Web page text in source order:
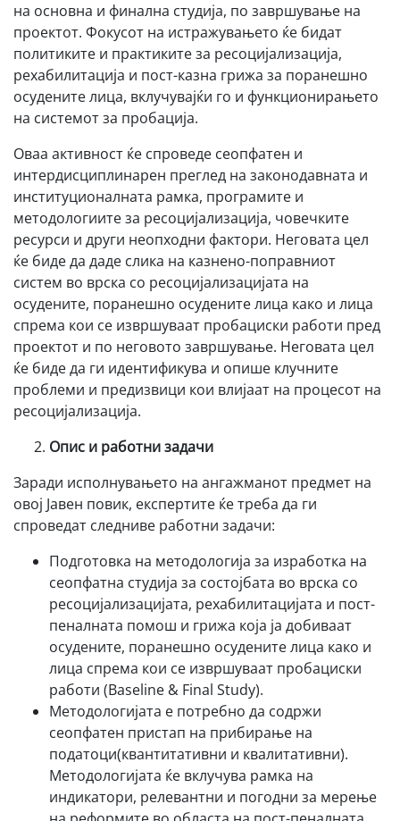
на основна и финална студија, по завршување на
проектот. Фокусот на истражувањето ќе бидат
политиките и практиките за ресоцијализација,
рехабилитација и пост-казна грижа за поранешно
осудените лица, вклучувајќи го и функционирањето
на системот за пробација.
Оваа активност ќе спроведе сеопфатен и
интердисциплинарен преглед на законодавната и
институционалната рамка, програмите и
методологиите за ресоцијализација, човечките
ресурси и други неопходни фактори. Неговата цел
ќе биде да даде слика на казнено-поправниот
систем во врска со ресоцијализацијата на
осудените, поранешно осудените лица како и лица
спрема кои се извршуваат пробациски работи пред
проектот и по неговото завршување. Неговата цел
ќе биде да ги идентификува и опише клучните
проблеми и предизвици кои влијаат на процесот на
ресоцијализација.
Опис и работни задачи
Заради исполнувањето на ангажманот предмет на
овој Јавен повик, експертите ќе треба да ги
спроведат следниве работни задачи:
Подготовка на методологија за изработка на
сеопфатна студија за состојбата во врска со
ресоцијализацијата, рехабилитацијата и пост-
пеналната помош и грижа која ја добиваат
осудените, поранешно осудените лица како и
лица спрема кои се извршуваат пробациски
работи (Baseline & Final Study).
Методологијата е потребно да содржи
сеопфатен пристап на прибирање на
податоци(квантитативни и квалитативни).
Методологијата ќе вклучува рамка на
индикатори, релевантни и погодни за мерење